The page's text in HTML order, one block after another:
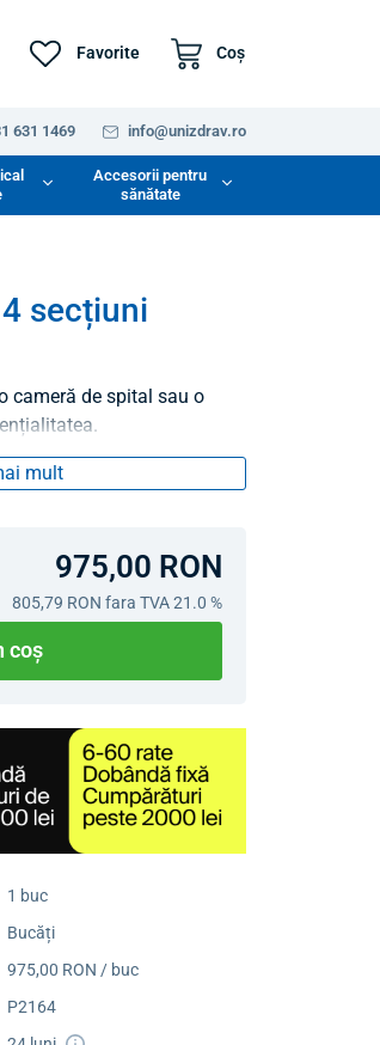
Favorite Coş
631 1469 info@unizdrav.ro
Accesorii pentru
sănătate
secțiuni
cameră de spital sau o
mult
975,00 RON
805,79 RON fara TVA 21.0 %
coș
1 buc
Bucăți
975,00 RON / buc
P2164